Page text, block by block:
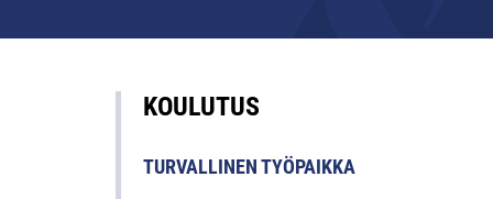
KOULUTUS
TURVALLINEN TYÖPAIKKA